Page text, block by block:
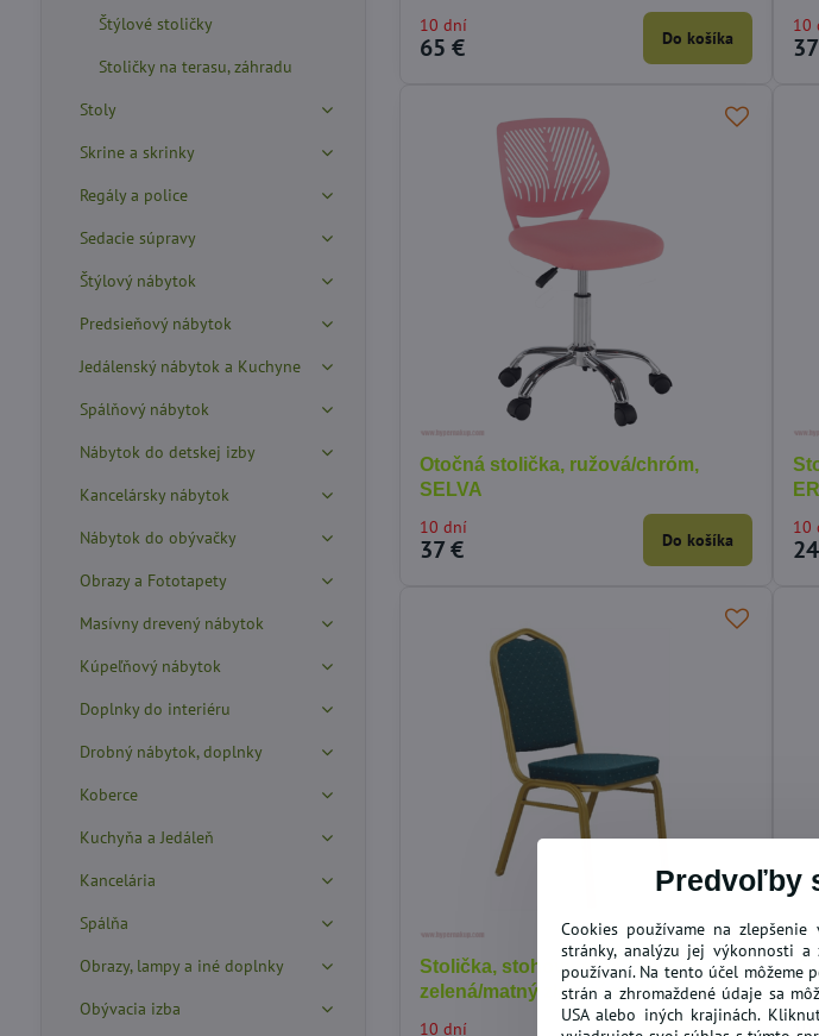
10 dní
65 € Do košíka
10
Otočná stolička, ružová/chróm,
SELVA
10 dní
37 € Do košíka
10
Stolička, stohovateľná, látka
zelená/matný zlatý rám, ZINA 2 NEW
10 dní 10
Štýlové stoličky
Stoličky na terasu, záhradu
Stoly
Skrine a skrinky
Regály a police
Sedacie súpravy
Štýlový nábytok
Predsieňový nábytok
Jedálenský nábytok a Kuchyne
Spálňový nábytok
Nábytok do detskej izby
Kancelársky nábytok
Nábytok do obývačky
Obrazy a Fototapety
Masívny drevený nábytok
Kúpeľňový nábytok
Doplnky do interiéru
Drobný nábytok, doplnky
Koberce
Kuchyňa a Jedáleň
Kancelária
Spálňa
Obrazy, lampy a iné doplnky
Obývacia izba
Predvoľby
Cookies používame na
stránky, analýzu jej výkonnosti a
používaní. Na tento účel môžeme
strán a zhromaždené údaje sa
USA alebo iných krajinách.